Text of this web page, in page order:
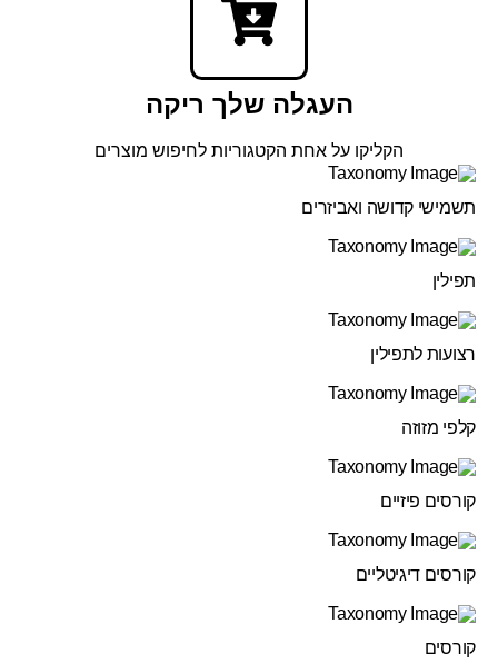
העגלה שלך ריקה
הקליקו על אחת הקטגוריות לחיפוש מוצרים
תשמישי קדושה ואביזרים
תפילין
רצועות לתפילין
קלפי מזוזה
קורסים פיזיים
קורסים דיגיטליים
קורסים